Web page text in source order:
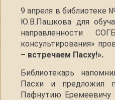
9 апреля в библиотеке
Ю.В.Пашкова для
направленности
консультирования»
– встречаем Пасху!».
Библиотекарь
Пасхи и предложил
Пафнутию Еремеевичу